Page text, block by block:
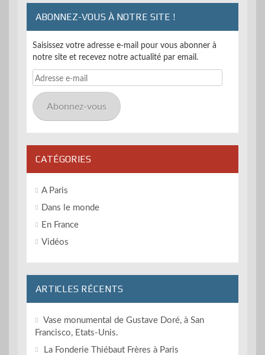
ABONNEZ-VOUS À NOTRE SITE !
Saisissez votre adresse e-mail pour vous abonner à
notre site et recevez notre actualité par email.
Adresse
e-
mail
Abonnez-vous
CATÉGORIES
A Paris
Dans le monde
En France
Vidéos
ARTICLES RÉCENTS
Vase monumental de Gustave Doré, à San
Francisco, Etats-Unis.
La Fonderie Thiébaut Frères à Paris